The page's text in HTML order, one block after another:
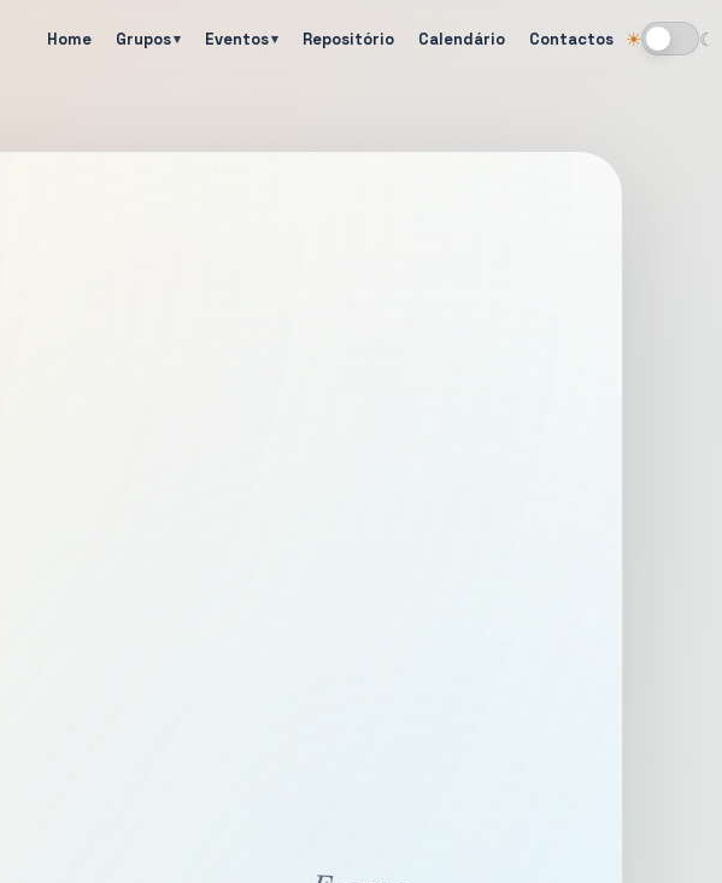
Home Grupos Eventos Repositório Calendário Contactos ☀ ☾
Alternar tema